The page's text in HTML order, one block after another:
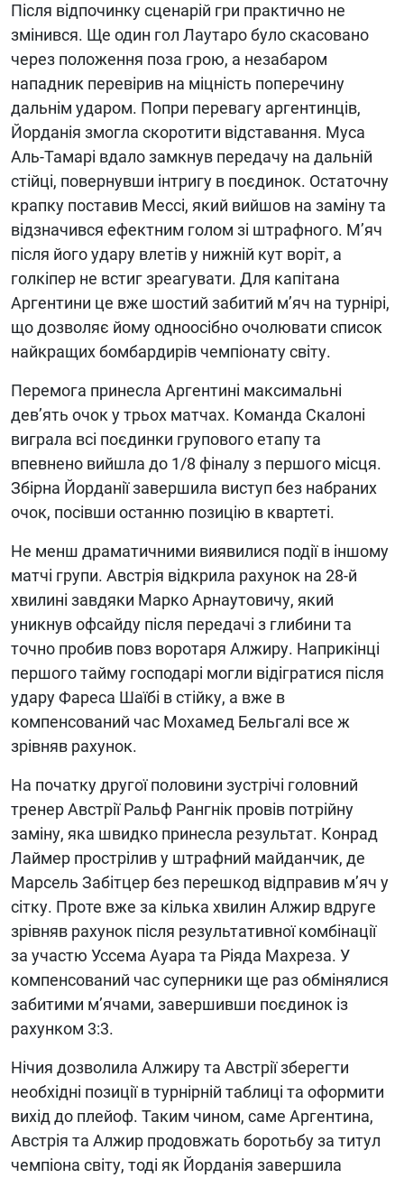
Після відпочинку сценарій гри практично не
змінився. Ще один гол Лаутаро було скасовано
через положення поза грою, а незабаром
нападник перевірив на міцність поперечину
дальнім ударом. Попри перевагу аргентинців,
Йорданія змогла скоротити відставання. Муса
Аль-Тамарі вдало замкнув передачу на дальній
стійці, повернувши інтригу в поєдинок. Остаточну
крапку поставив Мессі, який вийшов на заміну та
відзначився ефектним голом зі штрафного. М’яч
після його удару влетів у нижній кут воріт, а
голкіпер не встиг зреагувати. Для капітана
Аргентини це вже шостий забитий м’яч на турнірі,
що дозволяє йому одноосібно очолювати список
найкращих бомбардирів чемпіонату світу.
Перемога принесла Аргентині максимальні
дев’ять очок у трьох матчах. Команда Скалоні
виграла всі поєдинки групового етапу та
впевнено вийшла до 1/8 фіналу з першого місця.
Збірна Йорданії завершила виступ без набраних
очок, посівши останню позицію в квартеті.
Не менш драматичними виявилися події в іншому
матчі групи. Австрія відкрила рахунок на 28-й
хвилині завдяки Марко Арнаутовичу, який
уникнув офсайду після передачі з глибини та
точно пробив повз воротаря Алжиру. Наприкінці
першого тайму господарі могли відігратися після
удару Фареса Шаїбі в стійку, а вже в
компенсований час Мохамед Бельгалі все ж
зрівняв рахунок.
На початку другої половини зустрічі головний
тренер Австрії Ральф Рангнік провів потрійну
заміну, яка швидко принесла результат. Конрад
Лаймер прострілив у штрафний майданчик, де
Марсель Забітцер без перешкод відправив м’яч у
сітку. Проте вже за кілька хвилин Алжир вдруге
зрівняв рахунок після результативної комбінації
за участю Уссема Ауара та Ріяда Махреза. У
компенсований час суперники ще раз обмінялися
забитими м’ячами, завершивши поєдинок із
рахунком 3:3.
Нічия дозволила Алжиру та Австрії зберегти
необхідні позиції в турнірній таблиці та оформити
вихід до плейоф. Таким чином, саме Аргентина,
Австрія та Алжир продовжать боротьбу за титул
чемпіона світу, тоді як Йорданія завершила